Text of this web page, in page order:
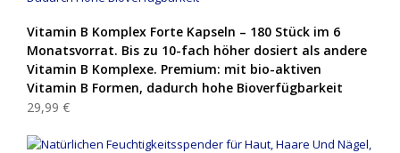
Vitamin B Komplex Forte Kapseln – 180 Stück im 6
Monatsvorrat. Bis zu 10-fach höher dosiert als andere
Vitamin B Komplexe. Premium: mit bio-aktiven
Vitamin B Formen, dadurch hohe Bioverfügbarkeit
29,99 €